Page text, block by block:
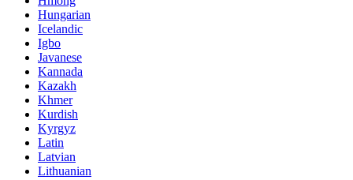
Hungarian
Icelandic
Igbo
Javanese
Kannada
Kazakh
Khmer
Kurdish
Kyrgyz
Latin
Latvian
Lithuanian